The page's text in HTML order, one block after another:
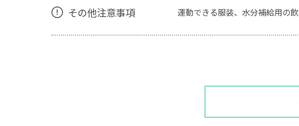
その他注意事項 運動できる服装、水分補給用の